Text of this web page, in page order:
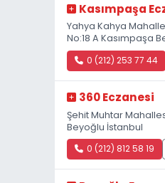
Kasımpaşa
Yahya Kahya
No:18 A Kasımpaşa
0 (212) 253 77 44
360 Eczanesi
Şehit Muhtar
Beyoğlu İstanbul
0 (212) 812 58 19